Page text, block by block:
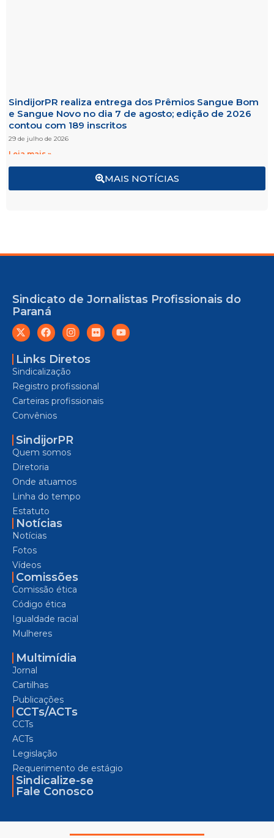
MAIS NOTÍCIAS
SindijorPR realiza entrega dos Prêmios Sangue Bom
e Sangue Novo no dia 7 de agosto; edição de 2026
contou com 189 inscritos
29 de julho de 2026
Leia mais »
Sindicato de Jornalistas Profissionais do
Paraná
Links Diretos
Sindicalização
Registro profissional
Carteiras profissionais
Convênios
SindijorPR
Quem somos
Diretoria
Onde atuamos
Linha do tempo
Estatuto
Notícias
Notícias
Fotos
Vídeos
Comissões
Comissão ética
Código ética
Igualdade racial
Mulheres
Multimídia
Jornal
Cartilhas
Publicações
CCTs/ACTs
CCTs
ACTs
Legislação
Requerimento de estágio
Sindicalize-se
Fale Conosco